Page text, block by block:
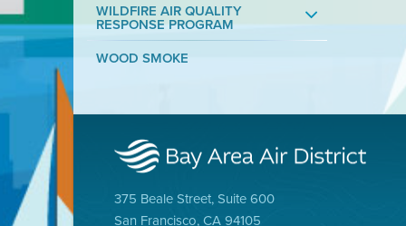
WILDFIRE AIR QUALITY
RESPONSE PROGRAM
WOOD SMOKE
375 Beale Street, Suite 600
San Francisco, CA 94105